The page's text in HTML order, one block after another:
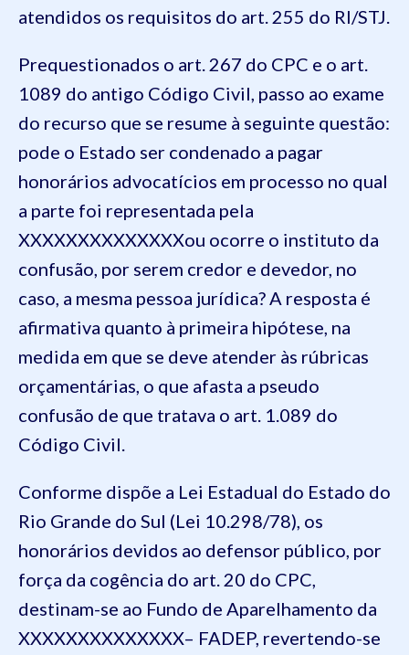
atendidos os requisitos do art. 255 do RI/STJ.
Prequestionados o art. 267 do CPC e o art.
1089 do antigo Código Civil, passo ao exame
do recurso que se resume à seguinte questão:
pode o Estado ser condenado a pagar
honorários advocatícios em processo no qual
a parte foi representada pela
XXXXXXXXXXXXXXou ocorre o instituto da
confusão, por serem credor e devedor, no
caso, a mesma pessoa jurídica? A resposta é
afirmativa quanto à primeira hipótese, na
medida em que se deve atender às rúbricas
orçamentárias, o que afasta a pseudo
confusão de que tratava o art. 1.089 do
Código Civil.
Conforme dispõe a Lei Estadual do Estado do
Rio Grande do Sul (Lei 10.298/78), os
honorários devidos ao defensor público, por
força da cogência do art. 20 do CPC,
destinam-se ao Fundo de Aparelhamento da
XXXXXXXXXXXXXX– FADEP, revertendo-se